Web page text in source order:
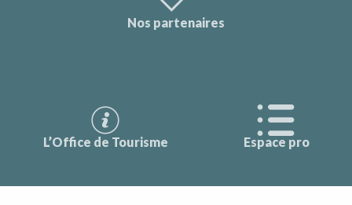
Nos partenaires
L’Office de Tourisme Espace pro